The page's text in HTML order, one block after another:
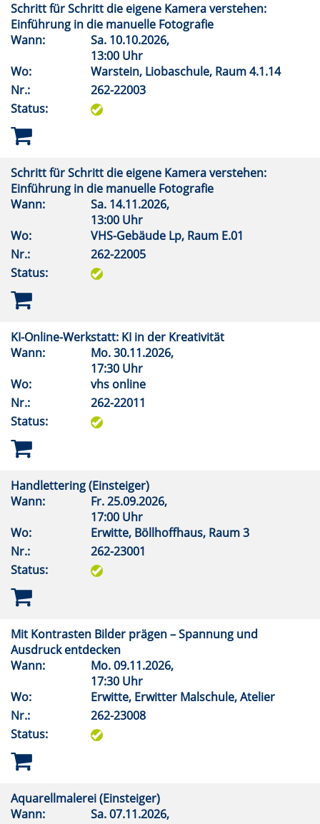
Schritt für Schritt die eigene Kamera verstehen:
Einführung in die manuelle Fotografie
Wann:
Sa. 10.10.2026,
13:00 Uhr
Wo:
Warstein, Liobaschule, Raum 4.1.14
Nr.:
262-22003
Status:
Schritt für Schritt die eigene Kamera verstehen:
Einführung in die manuelle Fotografie
Wann:
Sa. 14.11.2026,
13:00 Uhr
Wo:
VHS-Gebäude Lp, Raum E.01
Nr.:
262-22005
Status:
KI-Online-Werkstatt: KI in der Kreativität
Wann:
Mo.30.11.2026,
17:30 Uhr
Wo:
vhs online
Nr.:
262-22011
Status:
Handlettering (Einsteiger)
Wann:
Fr.25.09.2026,
17:00 Uhr
Wo:
Erwitte, Böllhoffhaus, Raum 3
Nr.:
262-23001
Status:
Mit Kontrasten Bilder prägen – Spannung und
Ausdruck entdecken
Wann:
Mo.09.11.2026,
17:30 Uhr
Wo:
Erwitte, Erwitter Malschule, Atelier
Nr.:
262-23008
Status:
Aquarellmalerei (Einsteiger)
Wann:
Sa.07.11.2026,